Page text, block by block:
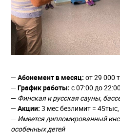
—Абонемент в месяц: от 29 000
—График работы: с 07:00 до 22:00
— Финская и русская сауны,
—Акции: 3 мес безлимит =
— Имеется дипломированный
особенных детей